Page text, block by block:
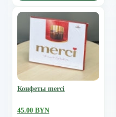
Конфеты merci
45.00 BYN